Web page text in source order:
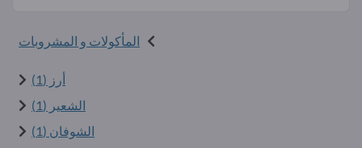
المأكولات و المشروبات
أرز (1)
الشعير (1)
الشوفان (1)